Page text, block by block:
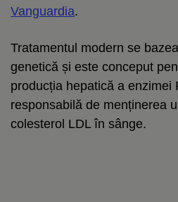
Vanguardia.
Tratamentul modern se
genetică și este conceput
producția hepatică a enzimei
responsabilă de menținerea
colesterol LDL în sânge.